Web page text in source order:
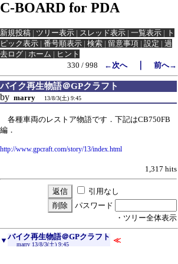
C-BOARD for PDA
新規投稿 | ツリー表示 | スレッド表示 | 一覧表示 | ト
ピック表示 | 番号順表示 | 検索 | 留意事項 | 設定 | 過
去ログ | ホーム | ヒント
330 / 998
←次へ｜ 前へ→
バイク再生物語＠GPクラフト
by marry 13/8/3(土) 9:45
各種車両のレストア物語です．下記はCB750FB
編．
http://www.gpcraft.com/story/13/index.html
1,317 hits
引用なし
パスワード
・ツリー全体表示
▼ バイク再生物語＠GPクラフト
marry 13/8/3(土) 9:45 ≪